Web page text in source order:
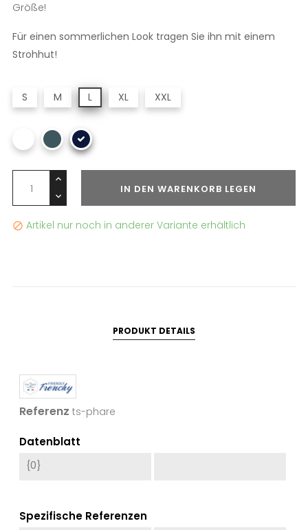
Größe!
Für einen sommerlichen Look tragen Sie ihn mit einem
Strohhut!
S M L XL XXL
IN DEN WARENKORB LEGEN
 Artikel nur noch in anderer Variante erhältlich
PRODUKT DETAILS
Referenz ts-phare
Datenblatt
{0}
Spezifische Referenzen